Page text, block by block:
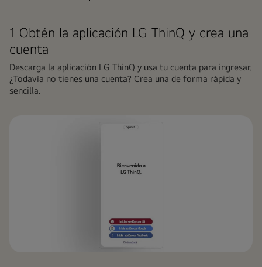
1 Obtén la aplicación LG ThinQ y crea una
cuenta
Descarga la aplicación LG ThinQ y usa tu cuenta para ingresar.
¿Todavía no tienes una cuenta? Crea una de forma rápida y
sencilla.